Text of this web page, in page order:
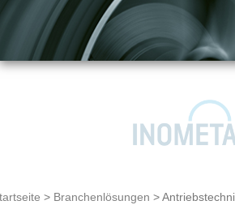
> Branchenlösungen >